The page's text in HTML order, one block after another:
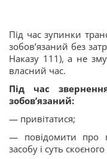
Під час зупинки
зобов’язаний без
Наказу 111), а не
власний час.
Під час
зобов’язаний:
— привітатися;
— повідомити про
засобу і суть